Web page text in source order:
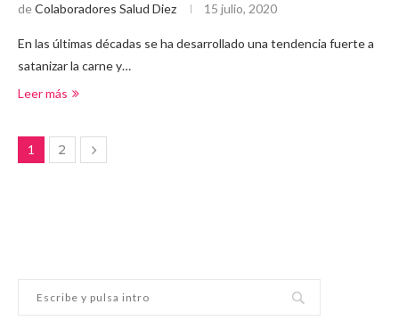
deColaboradores Salud Diez 15 julio, 2020
En las últimas décadas se ha desarrollado una tendencia fuerte a
satanizar la carne y…
Leer más
1 2